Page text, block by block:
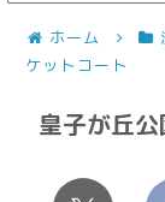
ホーム
ケットコート
皇子が丘